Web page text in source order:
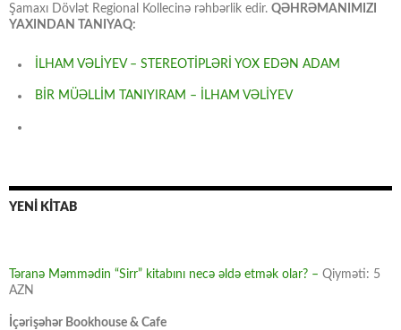
Şamaxı Dövlət Regional Kollecinə rəhbərlik edir. QƏHRƏMANIMIZI
YAXINDAN TANIYAQ:
İLHAM VƏLİYEV – STEREOTİPLƏRİ YOX EDƏN ADAM
BİR MÜƏLLİM TANIYIRAM – İLHAM VƏLİYEV
YENİ KİTAB
Təranə Məmmədin “Sirr” kitabını necə əldə etmək olar? – Qiyməti: 5
AZN
İçərişəhər Bookhouse & Cafe